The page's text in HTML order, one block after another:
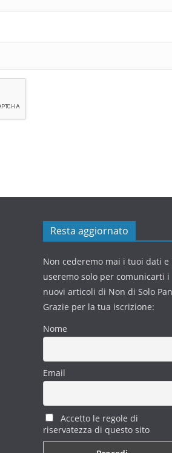
Resta aggiornato
Non cederemo mai i tuoi dati e
useremo solo per comunicarti i
nuovi articoli di Non di Solo
Grazie per la tua iscrizione:
Nome
Email
Accetto le regole di
riservatezza di questo sito